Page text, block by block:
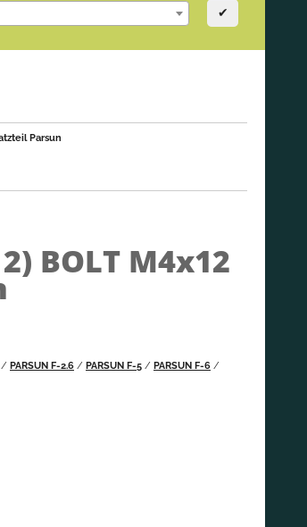
✔
Parsun
BOLT M4x12
/ PARSUN F-2.6 / PARSUN F-5 / PARSUN F-6 /